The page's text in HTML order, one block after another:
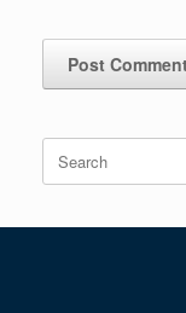
Search
for: